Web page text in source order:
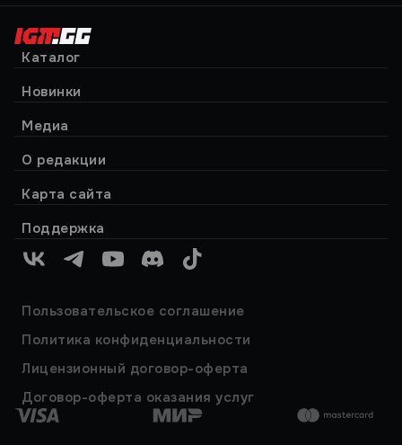
Каталог
Новинки
Медиа
О редакции
Карта сайта
Поддержка
VK TelegramYouTubeDiscordTikTok
Пользовательское соглашение
Политика конфиденциальности
Лицензионный договор-оферта
Договор-оферта оказания услуг